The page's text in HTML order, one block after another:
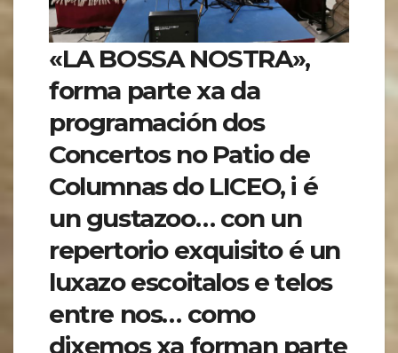
«LA BOSSA NOSTRA»,
forma parte xa da
programación dos
Concertos no Patio de
Columnas do LICEO, i é
un gustazoo… con un
repertorio exquisito é un
luxazo escoitalos e telos
entre nos… como
dixemos xa forman parte